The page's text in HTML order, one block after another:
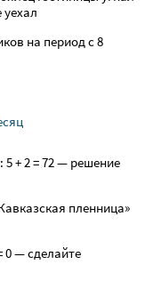
на период с 8
+ 2 = 72 — решение
пленница»
0 — сделайте